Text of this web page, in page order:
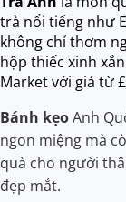
trà nổi tiếng như
không chỉ thơm
hộp thiếc xinh
Market với giá từ
Bánh kẹoAnh
ngon miệng mà
quà cho người
đẹp mắt.